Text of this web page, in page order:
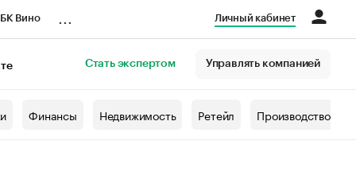
Вино Личный кабинет
Стать экспертом Управлять компанией
Финансы Недвижимость Ретейл Производство